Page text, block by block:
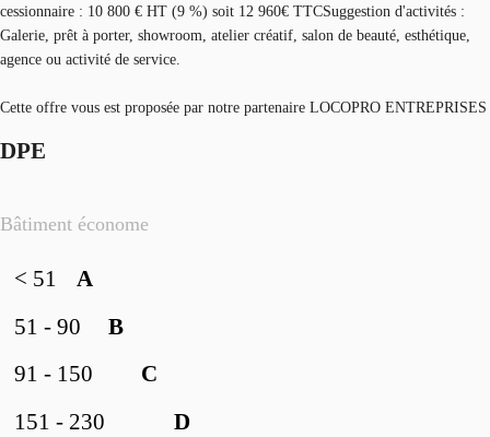
cessionnaire : 10 800 € HT (9 %) soit 12 960€ TTCSuggestion d'activités :
Galerie, prêt à porter, showroom, atelier créatif, salon de beauté, esthétique,
agence ou activité de service.
Cette offre vous est proposée par notre partenaire LOCOPRO ENTREPRISES
DPE
Bâtiment économe
A
< 51
B
51 - 90
C
91 - 150
D
151 - 230